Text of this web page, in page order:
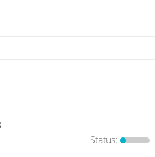
Status: